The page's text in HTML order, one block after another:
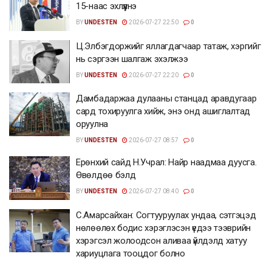
15-наас эхлүүлнэ
BYUNDESTEN 2026-07-27 22:50 0
Ц.Элбэгдоржийг яллагдагчаар татаж, хэргийг
нь сэргээн шалгаж эхэлжээ
BYUNDESTEN 2026-07-27 22:20 0
Дамбадаржаа дулааны станцад аравдугаар
сард тохируулга хийж, энэ онд ашиглалтад
оруулна
BYUNDESTEN 2026-07-27 08:57 0
Ерөнхий сайд Н.Учрал: Найр наадмаа дуусга.
Өвөлдөө бэлд
BYUNDESTEN 2026-07-27 08:40 0
С.Амарсайхан: Согтууруулах ундаа, сэтгэцэд
нөлөөлөх бодис хэрэглэсэн үедээ тээврийн
хэрэгсэл жолоодсон аливаа үйлдэлд хатуу
хариуцлага тооцдог болно